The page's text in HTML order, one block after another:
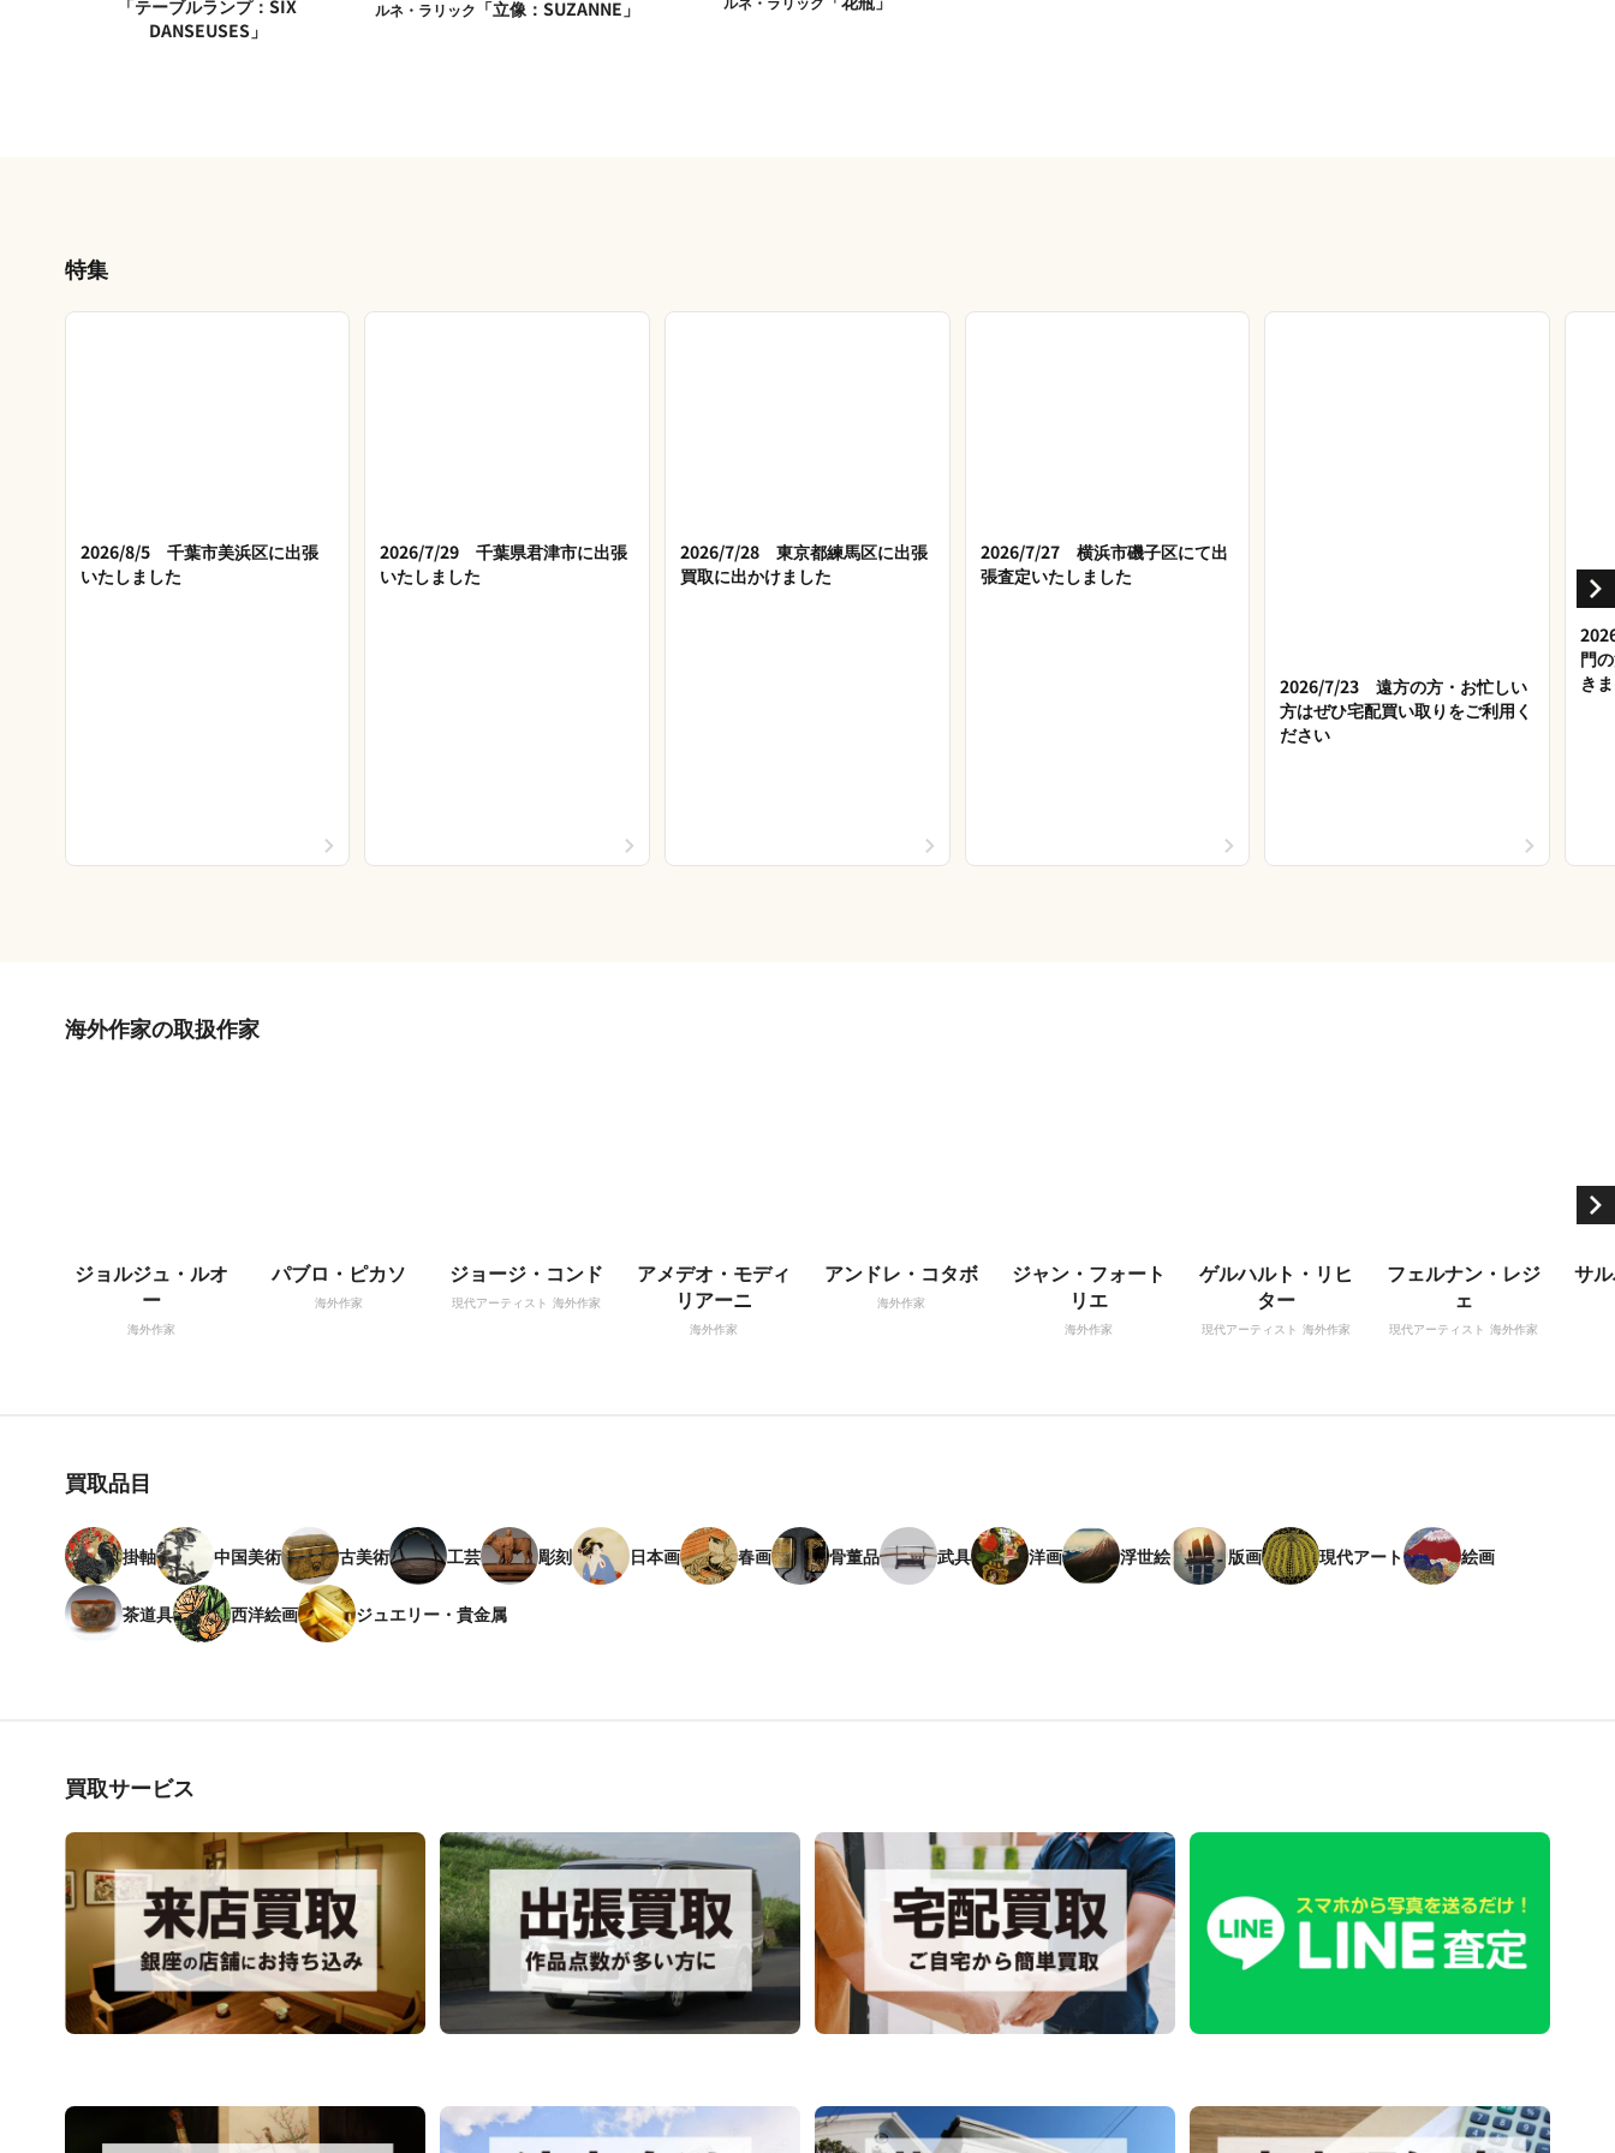
「テーブルランプ：SIX
DANSEUSES」
ルネ・ラリック 「立像：SUZANNE」
特集
2026/8/5 千葉市美浜区に出張
いたしました
2026/7/29 千葉県君津市に出張
いたしました
2026/7/28 東京都練馬区に出張
買取に出かけました
2026/7/27 横浜市磯子区にて出
張査定いたしました
2026/7/23 遠方の方・お忙しい
方はぜひ宅配買い取りをご利用く
ださい
門
き
海外作家の取扱作家
ジョルジュ・ルオ
ー
海外作家
パブロ・ピカソ
海外作家
ジョージ・コンド
現代アーティスト 海外作家
アメデオ・モディ
リアーニ
海外作家
アンドレ・コタボ
海外作家
ジャン・フォート
リエ
海外作家
ゲルハルト・リヒ
ター
現代アーティスト 海外作家
フェルナン・レジ
ェ
現代アーティスト 海外作家
サ
買取品目
掛軸 中国美術 古美術 工芸 彫刻 日本画 春画 骨董品 武具 洋画 浮世絵 版画 現代アート 絵画
茶道具 西洋絵画 ジュエリー・貴金属
買取サービス